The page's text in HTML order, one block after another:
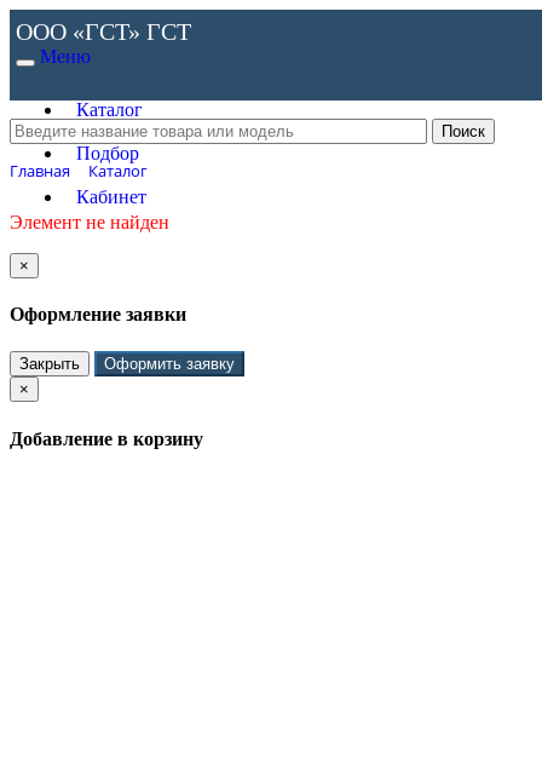
ООО «ГСТ» ГСТ
Меню
Каталог
Подбор
Кабинет
Главная Каталог
Элемент не найден
×
Оформление заявки
Закрыть
Оформить заявку
×
Добавление в корзину